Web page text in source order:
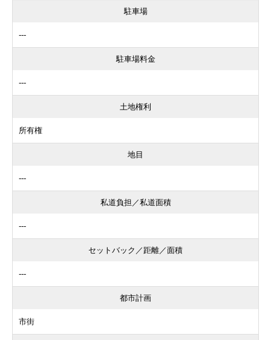
駐車場
---
駐車場料金
---
土地権利
所有権
地目
---
私道負担／私道面積
---
セットバック／距離／面積
---
都市計画
市街